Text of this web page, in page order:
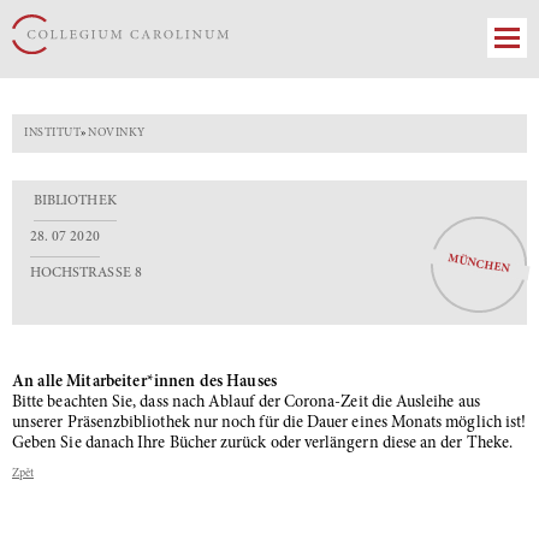
INSTITUT» NOVINKY
BIBLIOTHEK
28. 07 2020
HOCHSTRASSE 8 MÜNCHEN
An alle Mitarbeiter*innen des Hauses
Bitte beachten Sie, dass nach Ablauf der Corona-Zeit die Ausleihe aus
unserer Präsenzbibliothek nur noch für die Dauer eines Monats möglich ist!
Geben Sie danach Ihre Bücher zurück oder verlängern diese an der Theke.
Zpět